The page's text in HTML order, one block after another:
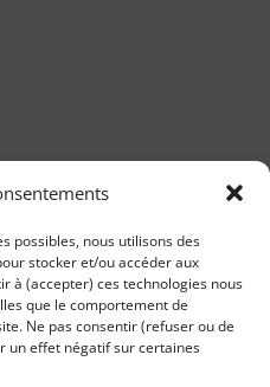
possibles, nous utilisons des
stocker et/ou accéder aux
à (accepter) ces technologies nous
que le comportement de
Ne pas consentir (refuser ou de
un effet négatif sur certaines